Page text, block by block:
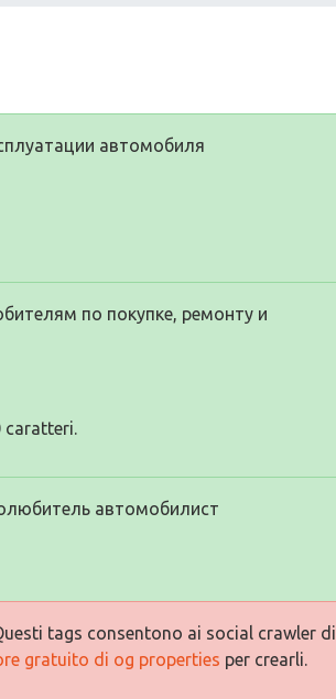
автомобиля
по покупке, ремонту и
caratteri.
автомобилист
tags consentono ai social crawler di
gratuito di og properties per crearli.